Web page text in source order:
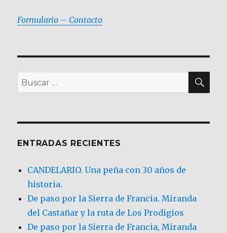
Formulario – Contacto
Buscar
por:
ENTRADAS RECIENTES
CANDELARIO. Una peña con 30 años de
historia.
De paso por la Sierra de Francia. Miranda
del Castañar y la ruta de Los Prodigios
De paso por la Sierra de Francia, Miranda